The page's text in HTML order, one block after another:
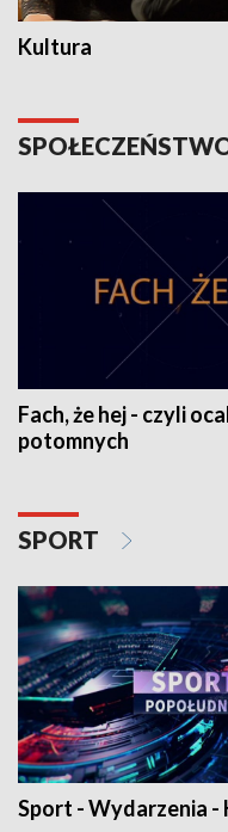
Kultura
Fach, że hej - czyli
potomnych
SPORT
Sport - Wydarzenia -